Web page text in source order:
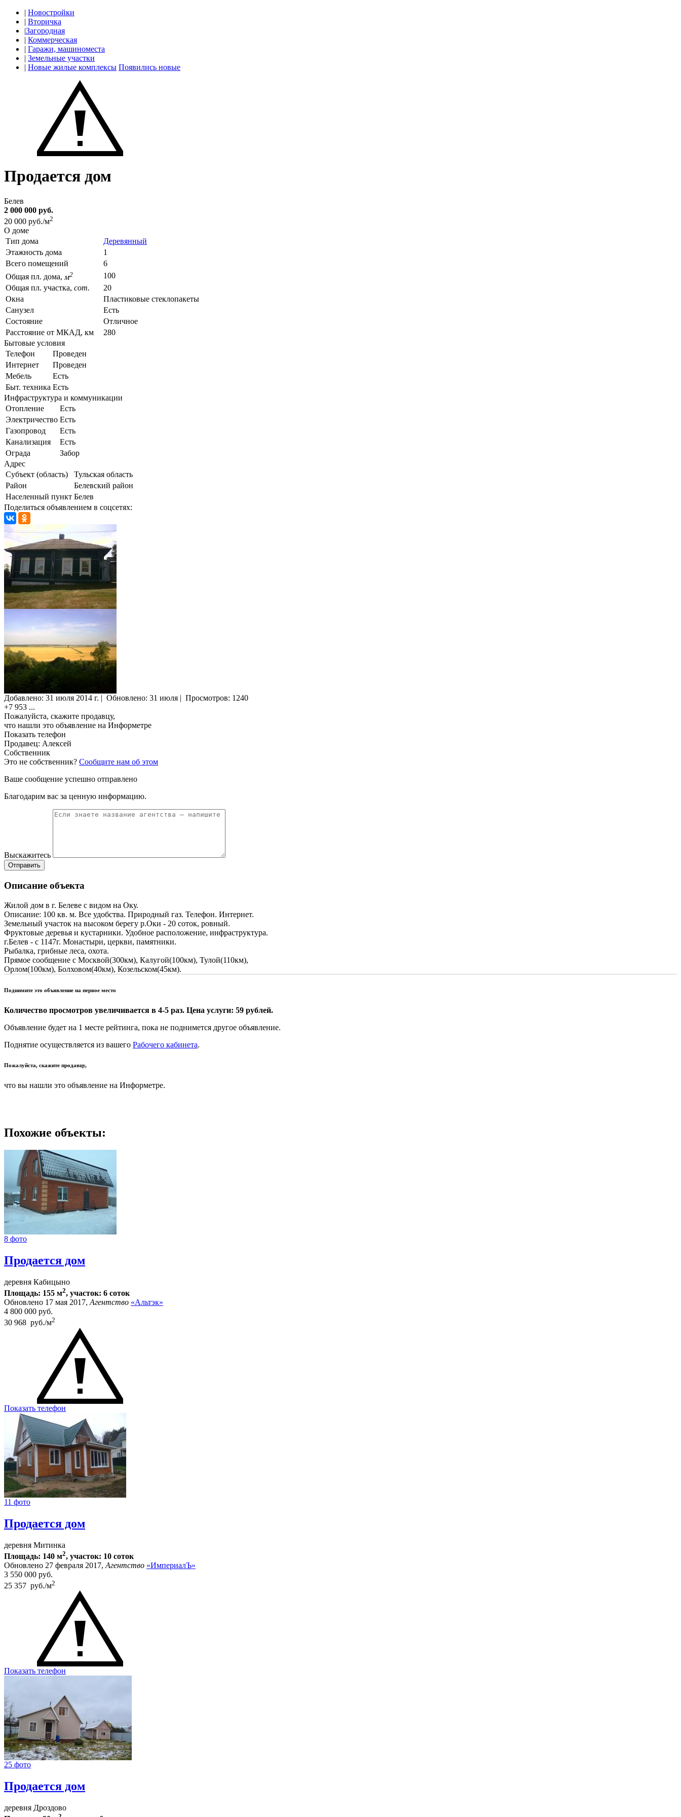
| Новостройки
| Вторичка
|Загородная
| Коммерческая
| Гаражи, машиноместа
| Земельные участки
| Новые жилые комплексы Появились новые
Продается дом
Белев
2 000 000 руб.
20 000 руб./м2
О доме
Тип дома
Деревянный
Этажность дома
1
Всего помещений
6
Общая пл. дома, м2
100
Общая пл. участка, сот.
20
Окна
Пластиковые стеклопакеты
Санузел
Есть
Состояние
Отличное
Расстояние от МКАД, км
280
Бытовые условия
Телефон
Проведен
Интернет
Проведен
Мебель
Есть
Быт. техника Есть
Инфраструктура и коммуникации
Отопление
Есть
Электричество Есть
Газопровод
Есть
Канализация
Есть
Ограда
Забор
Адрес
Субъект (область)
Тульская область
Район
Белевский район
Населенный пункт Белев
Поделиться объявлением в соцсетях:
Добавлено: 31 июля 2014 г. | Обновлено: 31 июля | Просмотров: 1240
+7 953 ...
Пожалуйста, скажите продавцу,
что нашли это объявление на Информетре
Показать телефон
Продавец: Алексей
Собственник
Это не собственник? Сообщите нам об этом
Ваше сообщение успешно отправлено
Благодарим вас за ценную информацию.
Выскажитесь
Отправить
Описание объекта
Жилой дом в г. Белеве с видом на Оку.
Описание: 100 кв. м. Все удобства. Природный газ. Телефон. Интернет.
Земельный участок на высоком берегу р.Оки - 20 соток, ровный.
Фруктовые деревья и кустарники. Удобное расположение, инфраструктура.
г.Белев - с 1147г. Монастыри, церкви, памятники.
Рыбалка, грибные леса, охота.
Прямое сообщение с Москвой(300км), Калугой(100км), Тулой(110км),
Орлом(100км), Болховом(40км), Козельском(45км).
Поднимите это объявление на первое место
Количество просмотров увеличивается в 4-5 раз. Цена услуги: 59 рублей.
Объявление будет на 1 месте рейтинга, пока не поднимется другое объявление.
Поднятие осуществляется из вашего Рабочего кабинета.
Пожалуйста, скажите продавцу,
что вы нашли это объявление на Информетре.
Похожие объекты:
8 фото
Продается дом
деревня Кабицыно
Площадь: 155 м2, участок: 6 соток
Обновлено 17 мая 2017,Агентство «Альтэк»
4 800 000 руб.
30 968 руб./м2
Показать телефон
11 фото
Продается дом
деревня Митинка
Площадь: 140 м2, участок: 10 соток
Обновлено 27 февраля 2017, Агентство «ИмпериалЪ»
3 550 000 руб.
25 357 руб./м2
Показать телефон
25 фото
Продается дом
деревня Дроздово